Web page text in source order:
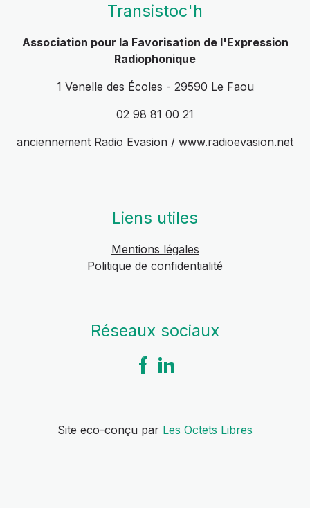
Transistoc'h
Association pour la Favorisation de l'Expression
Radiophonique
1 Venelle des Écoles - 29590 Le Faou
02 98 81 00 21
anciennement Radio Evasion / www.radioevasion.net
Liens utiles
Mentions légales
Politique de confidentialité
Réseaux sociaux
Site eco-conçu par Les Octets Libres